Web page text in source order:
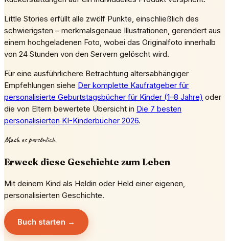
Little Stories erfüllt alle zwölf Punkte, einschließlich des
schwierigsten – merkmalsgenaue Illustrationen, gerendert aus
einem hochgeladenen Foto, wobei das Originalfoto innerhalb
von 24 Stunden von den Servern gelöscht wird.
Für eine ausführlichere Betrachtung altersabhängiger
Empfehlungen siehe Der komplette Kaufratgeber für
personalisierte Geburtstagsbücher für Kinder (1–8 Jahre) oder
die von Eltern bewertete Übersicht in Die 7 besten
personalisierten KI-Kinderbücher 2026.
Mach es persönlich
Erweck diese Geschichte zum Leben
Mit deinem Kind als Heldin oder Held einer eigenen,
personalisierten Geschichte.
Buch starten →